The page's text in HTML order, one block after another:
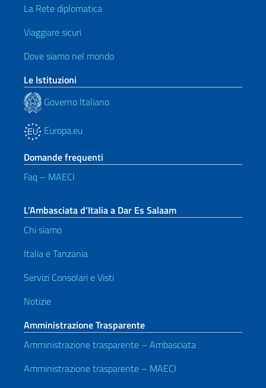
La Rete diplomatica
Viaggiare sicuri
Dove siamo nel mondo
Le Istituzioni
Governo Italiano
Europa.eu
Domande frequenti
Faq – MAECI
L’Ambasciata d’Italia a Dar Es Salaam
Chi siamo
Italia e Tanzania
Servizi Consolari e Visti
Notizie
Amministrazione Trasparente
Amministrazione trasparente – Ambasciata
Amministrazione trasparente – MAECI